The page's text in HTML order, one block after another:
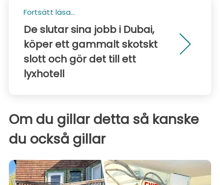
Fortsätt läsa...
De slutar sina jobb i Dubai,
köper ett gammalt skotskt
slott och gör det till ett
lyxhotell
Om du gillar detta så kanske
du också gillar